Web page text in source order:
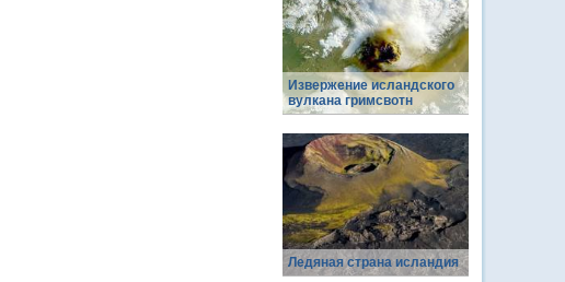
Извержение исландского
вулкана гримсвотн
Ледяная страна исландия